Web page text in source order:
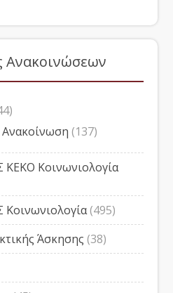
Ανακοινώσεων
(137)
Κοινωνιολογία
(495)
Άσκησης (38)